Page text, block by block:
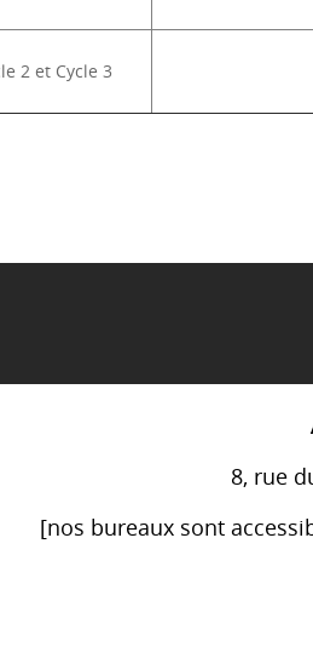
2 et Cycle 3
8, rue
[nos bureaux sont